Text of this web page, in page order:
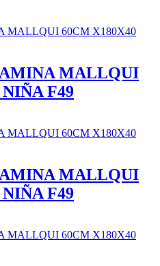
MALLQUI
F49
MALLQUI
F49